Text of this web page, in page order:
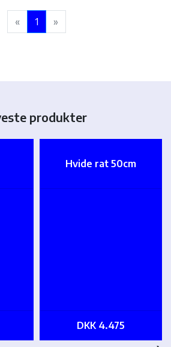
« 1 »
produkter
Hvide rat 50cm
DKK 4.475